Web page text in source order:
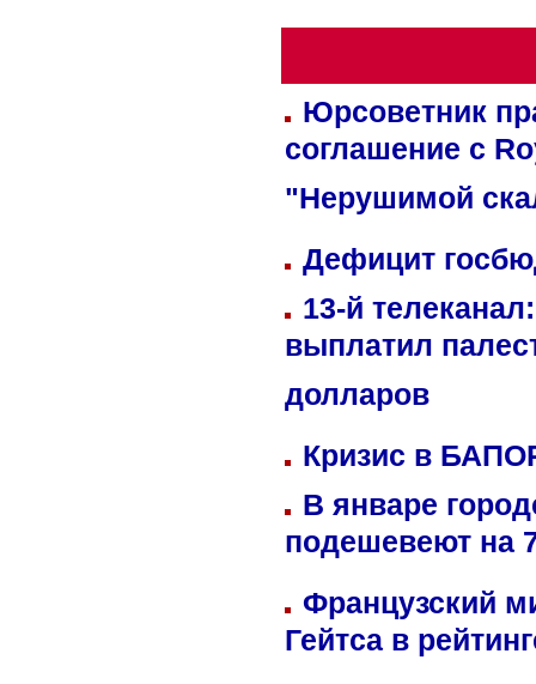
Юрсоветник
соглашение с
"Нерушимой
Дефицит
13-й
выплатил
долларов
Кризис в
В январе
подешевеют на
Французский
Гейтса в